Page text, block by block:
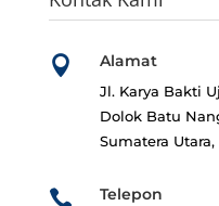
 Alamat
Jl. Karya Bakti
Dolok Batu
Sumatera Utara,
 Telepon